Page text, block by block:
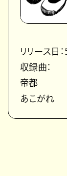
リリース日：
収録曲：
帝都
あこがれ